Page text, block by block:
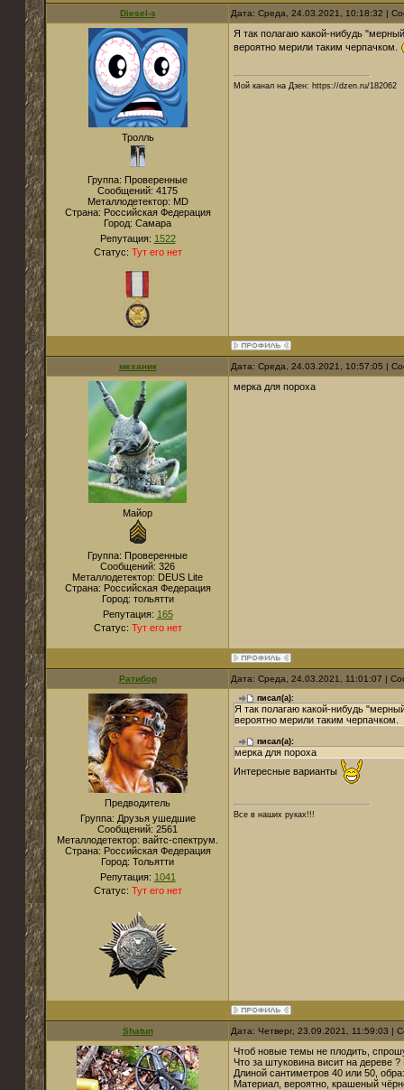
Diesel-s Дата: Среда, 24.03.2021, 10:18:32 |
Тролль
Группа: Проверенные
Сообщений: 4175
Металлодетектор: MD
Страна: Российская Федерация
Город: Самара
Репутация: 1522
Статус: Тут его нет
Я так полагаю какой-нибудь
вероятно мерили таким черпачком.
Мой канал на Дзен: https://dzen.ru/182062
механик Дата: Среда, 24.03.2021, 10:57:05 |
Майор
Группа: Проверенные
Сообщений: 326
Металлодетектор: DEUS Lite
Страна: Российская Федерация
Город: тольятти
Репутация: 165
Статус: Тут его нет
мерка для пороха
Ратибор Дата: Среда, 24.03.2021, 11:01:07 |
Предводитель
Группа: Друзья ушедшие
Сообщений: 2561
Металлодетектор: вайтс-спектрум.
Страна: Российская Федерация
Город: Тольятти
Репутация: 1041
Статус: Тут его нет
писал(а):
Я так полагаю какой-нибудь
вероятно мерили таким черпачком.
писал(а):
мерка для пороха
Интересные варианты
Все в наших руках!!!
Shatun Дата: Четверг, 23.09.2021, 11:59:03 |
Чтоб новые темы не плодить,
Что за штуковина висит на дереве
Длиной сантиметров 40 или 50,
Материал, вероятно, крашеный